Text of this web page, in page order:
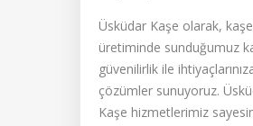
Üsküdar Kaşe olarak, kaşe
üretiminde sunduğumuz
güvenilirlik ile
çözümler sunuyoruz.
Kaşe hizmetlerimiz